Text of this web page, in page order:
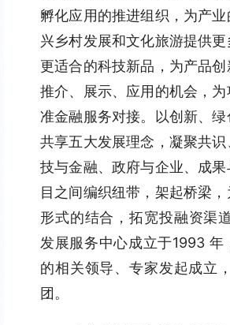
孵化应用的推进组织，为产
兴乡村发展和文化旅游提供更
更适合的科技新品，为产品创
推介、展示、应用的机会，
准金融服务对接。以创新、绿
共享五大发展理念，凝聚共
技与金融、政府与企业、成
目之间编织纽带，架起桥梁
形式的结合，拓宽投融资渠
发展服务中心成立于1993 年
的相关领导、专家发起成立
团。